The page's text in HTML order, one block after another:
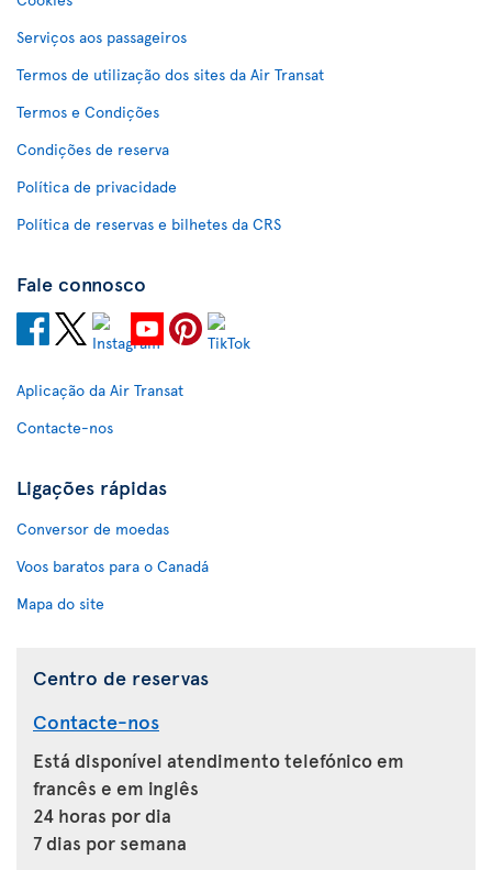
Serviços aos passageiros
Termos de utilização dos sites da Air Transat
Termos e Condições
Condições de reserva
Política de privacidade
Política de reservas e bilhetes da CRS
Fale connosco
Aplicação da Air Transat
Contacte-nos
Ligações rápidas
Conversor de moedas
Voos baratos para o Canadá
Mapa do site
Centro de reservas
Contacte-nos
Está disponível atendimento telefónico em
francês e em inglês
24 horas por dia
7 dias por semana